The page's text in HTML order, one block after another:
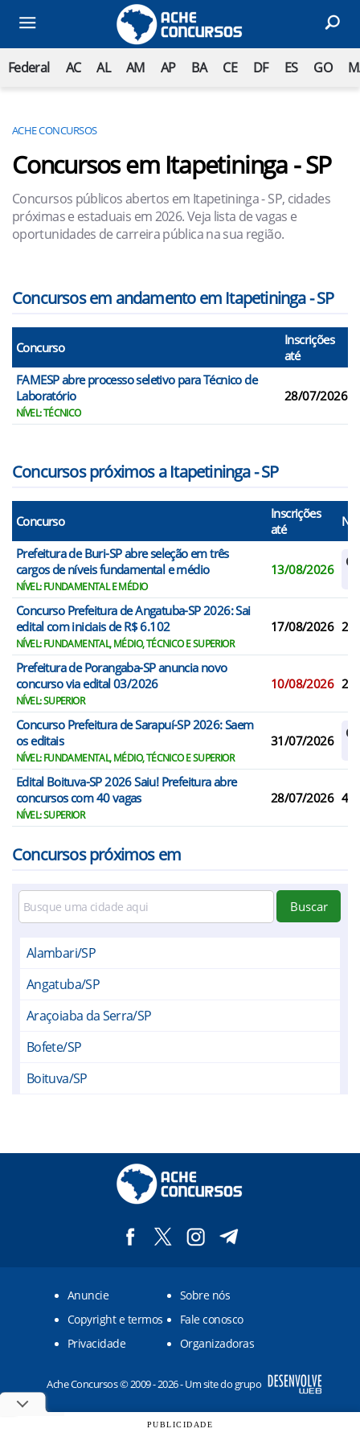
Federal AC AL AM AP BA CE DF ES GO
ACHE CONCURSOS
Concursos em Itapetininga - SP
Concursos públicos abertos em Itapetininga - SP, cidades
próximas e estaduais em 2026. Veja lista de vagas e
oportunidades de carreira pública na sua região.
Concursos em andamento em Itapetininga - SP
Concurso
Inscrições
até
FAMESP abre processo seletivo para Técnico de
Laboratório
NÍVEL: TÉCNICO
28/07/2026
Concursos próximos a Itapetininga - SP
Concurso
Inscrições
até
N°
Prefeitura de Buri-SP abre seleção em três
cargos de níveis fundamental e médio
NÍVEL: FUNDAMENTAL E MÉDIO
13/08/2026
Concurso Prefeitura de Angatuba-SP 2026: Sai
edital com iniciais de R$ 6.102
NÍVEL: FUNDAMENTAL, MÉDIO, TÉCNICO E SUPERIOR
17/08/2026 25
Prefeitura de Porangaba-SP anuncia novo
concurso via edital 03/2026
NÍVEL: SUPERIOR
10/08/2026 2
Concurso Prefeitura de Sarapuí-SP 2026: Saem
os editais
NÍVEL: FUNDAMENTAL, MÉDIO, TÉCNICO E SUPERIOR
31/07/2026
Edital Boituva-SP 2026 Saiu! Prefeitura abre
concursos com 40 vagas
NÍVEL: SUPERIOR
28/07/2026 40
Concursos próximos em
Buscar
Alambari/SP
Angatuba/SP
Araçoiaba da Serra/SP
Bofete/SP
Boituva/SP
Capão Bonito/SP
Capela do Alto/SP
Guareí/SP
Iperó/SP
Pereiras/SP
Anuncie
Sobre nós
Copyright e termos
Fale conosco
Privacidade
Organizadoras
Ache Concursos © 2009 - 2026 - Um site do grupo
PUBLICIDADE